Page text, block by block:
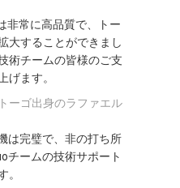
非常に高品質で、トー
大することができまし
術チームの皆様のご支
げます。
ーゴ出身のラファエル
は完璧で、非の打ち所
チームの技術サポート
。